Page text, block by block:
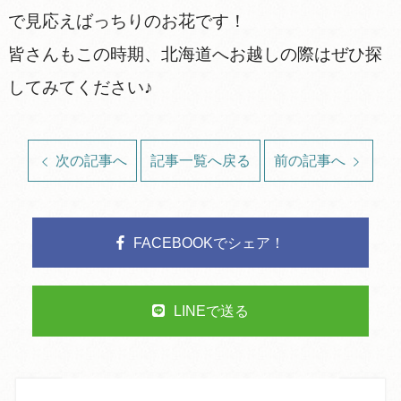
で見応えばっちりのお花です！
皆さんもこの時期、北海道へお越しの際はぜひ探
してみてください♪
次の記事へ 記事一覧へ戻る 前の記事へ
FACEBOOKでシェア！
LINEで送る